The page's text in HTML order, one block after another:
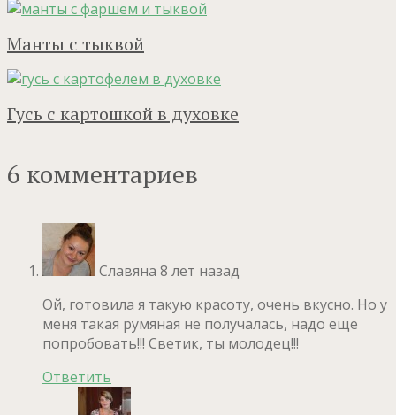
Манты с тыквой
Гусь с картошкой в духовке
6 комментариев
Славяна 8 лет назад
Ой, готовила я такую красоту, очень вкусно. Но у
меня такая румяная не получалась, надо еще
попробовать!!! Светик, ты молодец!!!
Ответить